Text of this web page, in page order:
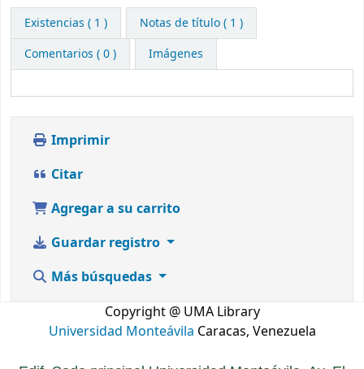
Existencias ( 1 )
Notas de título ( 1 )
Comentarios ( 0 )
Imágenes
Imprimir
Citar
Agregar a su carrito
Guardar registro
Más búsquedas
Copyright @ UMA Library
Universidad Monteávila Caracas, Venezuela